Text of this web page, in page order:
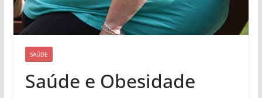
SAÚDE
Saúde e Obesidade